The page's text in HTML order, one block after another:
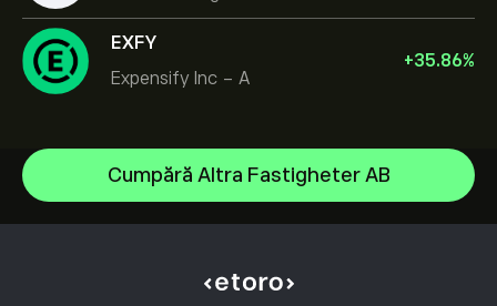
EXFY
Expensify Inc - A
+35.86%
Cumpără Altra Fastigheter AB
NVIDIA Corporation
Amazon.com Inc
Tranzacționare Responsabilă